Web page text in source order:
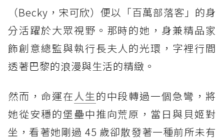
（Becky，宋可欣）便以「百萬部落客」的身
分活躍於大眾視野。那時的她，身兼精品家
飾創意總監與執行長夫人的光環，字裡行間
透著巴黎的浪漫與生活的精緻。
然而，命運在人生的中段轉過一個急彎，將
她從安穩的堡壘中推向荒原，當日與貝姬對
坐，看著她剛過 45 歲卻散發著一種前所未有